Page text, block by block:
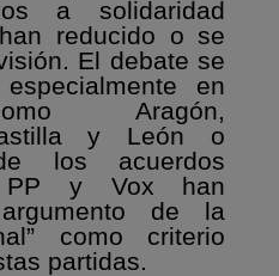
a solidaridad
reducido o se
El debate se
en
Aragón,
y León o
los acuerdos
PP y Vox han
de la
como criterio
partidas.